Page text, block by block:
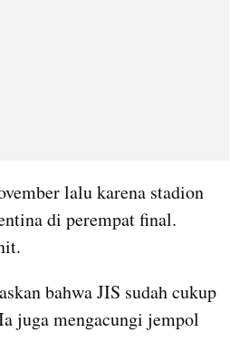
lalu karena stadion
di perempat final.
bahwa JIS sudah cukup
juga mengacungi jempol